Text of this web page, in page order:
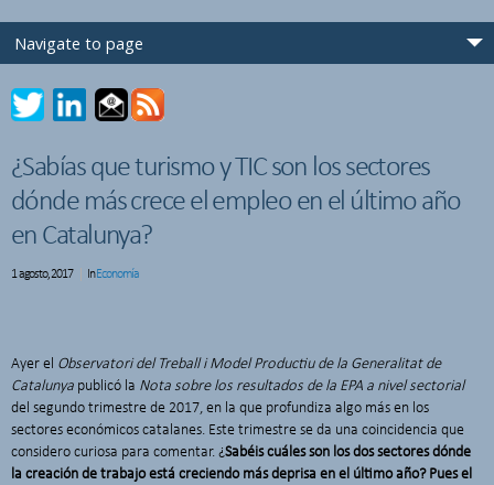
¿Sabías que turismo y TIC son los sectores
dónde más crece el empleo en el último año
en Catalunya?
1 agosto, 2017 InEconomía
Ayer el Observatori del Treball i Model Productiu de la Generalitat de
Catalunya publicó la Nota sobre los resultados de la EPA a nivel sectorial
del segundo trimestre de 2017, en la que profundiza algo más en los
sectores económicos catalanes. Este trimestre se da una coincidencia que
considero curiosa para comentar. ¿Sabéis cuáles son los dos sectores dónde
la creación de trabajo está creciendo más deprisa en el último año? Pues el